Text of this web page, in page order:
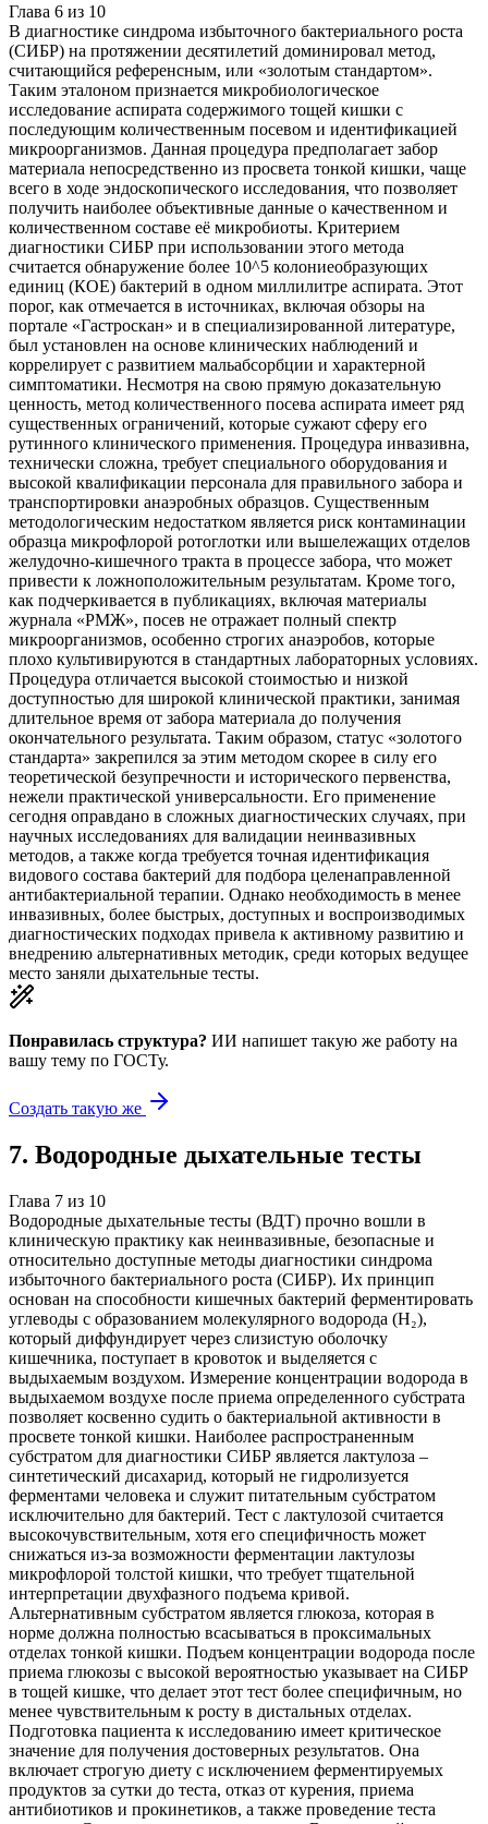
Глава 6 из 10
В диагностике синдрома избыточного бактериального роста
(СИБР) на протяжении десятилетий доминировал метод,
считающийся референсным, или «золотым стандартом».
Таким эталоном признается микробиологическое
исследование аспирата содержимого тощей кишки с
последующим количественным посевом и идентификацией
микроорганизмов. Данная процедура предполагает забор
материала непосредственно из просвета тонкой кишки, чаще
всего в ходе эндоскопического исследования, что позволяет
получить наиболее объективные данные о качественном и
количественном составе её микробиоты. Критерием
диагностики СИБР при использовании этого метода
считается обнаружение более 10^5 колониеобразующих
единиц (КОЕ) бактерий в одном миллилитре аспирата. Этот
порог, как отмечается в источниках, включая обзоры на
портале «Гастроскан» и в специализированной литературе,
был установлен на основе клинических наблюдений и
коррелирует с развитием мальабсорбции и характерной
симптоматики. Несмотря на свою прямую доказательную
ценность, метод количественного посева аспирата имеет ряд
существенных ограничений, которые сужают сферу его
рутинного клинического применения. Процедура инвазивна,
технически сложна, требует специального оборудования и
высокой квалификации персонала для правильного забора и
транспортировки анаэробных образцов. Существенным
методологическим недостатком является риск контаминации
образца микрофлорой ротоглотки или вышележащих отделов
желудочно-кишечного тракта в процессе забора, что может
привести к ложноположительным результатам. Кроме того,
как подчеркивается в публикациях, включая материалы
журнала «РМЖ», посев не отражает полный спектр
микроорганизмов, особенно строгих анаэробов, которые
плохо культивируются в стандартных лабораторных условиях.
Процедура отличается высокой стоимостью и низкой
доступностью для широкой клинической практики, занимая
длительное время от забора материала до получения
окончательного результата. Таким образом, статус «золотого
стандарта» закрепился за этим методом скорее в силу его
теоретической безупречности и исторического первенства,
нежели практической универсальности. Его применение
сегодня оправдано в сложных диагностических случаях, при
научных исследованиях для валидации неинвазивных
методов, а также когда требуется точная идентификация
видового состава бактерий для подбора целенаправленной
антибактериальной терапии. Однако необходимость в менее
инвазивных, более быстрых, доступных и воспроизводимых
диагностических подходах привела к активному развитию и
внедрению альтернативных методик, среди которых ведущее
место заняли дыхательные тесты.
Понравилась структура? ИИ напишет такую же работу на
вашу тему по ГОСТу.
Создать такую же
7. Водородные дыхательные тесты
Глава 7 из 10
Водородные дыхательные тесты (ВДТ) прочно вошли в
клиническую практику как неинвазивные, безопасные и
относительно доступные методы диагностики синдрома
избыточного бактериального роста (СИБР). Их принцип
основан на способности кишечных бактерий ферментировать
углеводы с образованием молекулярного водорода (H₂),
который диффундирует через слизистую оболочку
кишечника, поступает в кровоток и выделяется с
выдыхаемым воздухом. Измерение концентрации водорода в
выдыхаемом воздухе после приема определенного субстрата
позволяет косвенно судить о бактериальной активности в
просвете тонкой кишки. Наиболее распространенным
субстратом для диагностики СИБР является лактулоза –
синтетический дисахарид, который не гидролизуется
ферментами человека и служит питательным субстратом
исключительно для бактерий. Тест с лактулозой считается
высокочувствительным, хотя его специфичность может
снижаться из-за возможности ферментации лактулозы
микрофлорой толстой кишки, что требует тщательной
интерпретации двухфазного подъема кривой.
Альтернативным субстратом является глюкоза, которая в
норме должна полностью всасываться в проксимальных
отделах тонкой кишки. Подъем концентрации водорода после
приема глюкозы с высокой вероятностью указывает на СИБР
в тощей кишке, что делает этот тест более специфичным, но
менее чувствительным к росту в дистальных отделах.
Подготовка пациента к исследованию имеет критическое
значение для получения достоверных результатов. Она
включает строгую диету с исключением ферментируемых
продуктов за сутки до теста, отказ от курения, приема
антибиотиков и прокинетиков, а также проведение теста